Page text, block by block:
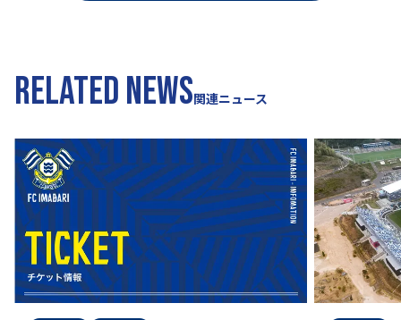
RELATED NEWS関連ニュース